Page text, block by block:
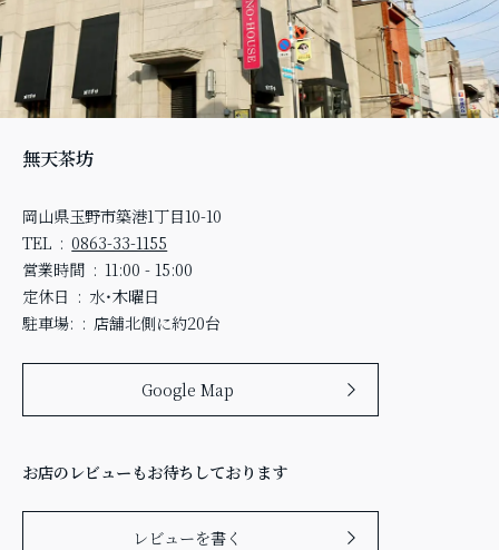
無天茶坊
岡山県玉野市築港1丁目10-10
TEL
0863-33-1155
営業時間
11:00 - 15:00
定休日
水・木曜日
駐車場:
店舗北側に約20台
Google Map
お店のレビューもお待ちしております
レビューを書く